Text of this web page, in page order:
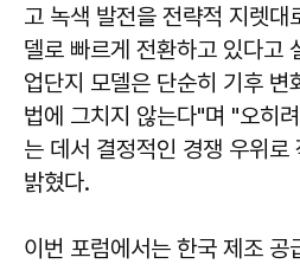
고 녹색 발전을 전략적 지렛대
델로 빠르게 전환하고 있다고
업단지 모델은 단순히 기후 변
법에 그치지 않는다"며 "오히
는 데서 결정적인 경쟁 우위
밝혔다.
이번 포럼에서는 한국 제조 공